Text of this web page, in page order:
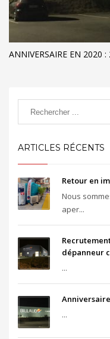
ANNIVERSAIRE EN 2020 :
ARTICLES RÉCENTS
Retour en
Nous
aper...
dépanneur
...
Anniversaire
...